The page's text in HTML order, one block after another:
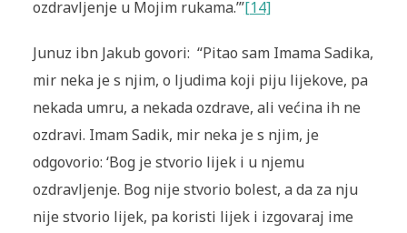
ozdravljenje u Mojim rukama.’”[14]
Junuz ibn Jakub govori: “Pitao sam Imama Sadika,
mir neka je s njim, o ljudima koji piju lijekove, pa
nekada umru, a nekada ozdrave, ali većina ih ne
ozdravi. Imam Sadik, mir neka je s njim, je
odgovorio: ‘Bog je stvorio lijek i u njemu
ozdravljenje. Bog nije stvorio bolest, a da za nju
nije stvorio lijek, pa koristi lijek i izgovaraj ime